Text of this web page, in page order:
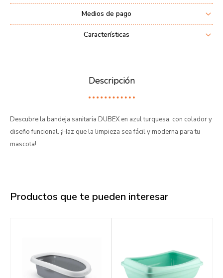
Medios de pago
Características
Descripción
Descubre la bandeja sanitaria DUBEX en azul turquesa, con colador y
diseño funcional. ¡Haz que la limpieza sea fácil y moderna para tu
mascota!
Productos que te pueden interesar